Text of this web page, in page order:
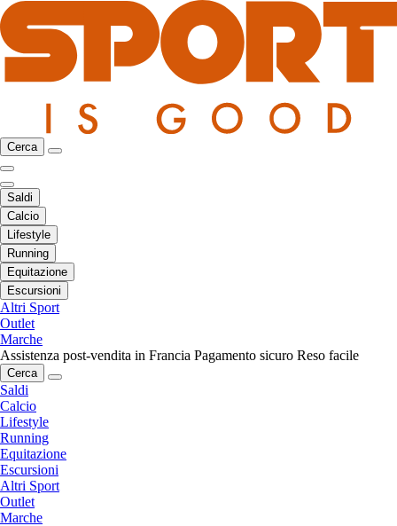
Cerca
Saldi
Calcio
Lifestyle
Running
Equitazione
Escursioni
Altri Sport
Outlet
Marche
Assistenza post-vendita in Francia Pagamento sicuro Reso facile
Cerca
Saldi
Calcio
Lifestyle
Running
Equitazione
Escursioni
Altri Sport
Outlet
Marche